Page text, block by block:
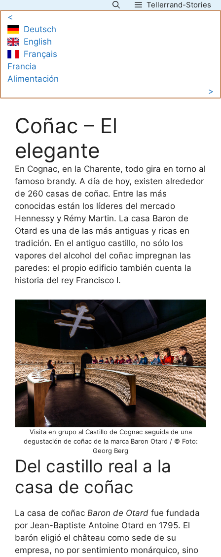
contenido
Tellerrand-Stories
<
Deutsch
English
Français
Francia
Alimentación
>
Coñac – El
elegante
En Cognac, en la Charente, todo gira en torno al
famoso brandy. A día de hoy, existen alrededor
de 260 casas de coñac. Entre las más
conocidas están los líderes del mercado
Hennessy y Rémy Martin. La casa Baron de
Otard es una de las más antiguas y ricas en
tradición. En el antiguo castillo, no sólo los
vapores del alcohol del coñac impregnan las
paredes: el propio edificio también cuenta la
historia del rey Francisco I.
Visita en grupo al Castillo de Cognac seguida de una
degustación de coñac de la marca Baron Otard / © Foto:
Georg Berg
Del castillo real a la
casa de coñac
La casa de coñac Baron de Otard fue fundada
por Jean-Baptiste Antoine Otard en 1795. El
barón eligió el château como sede de su
empresa, no por sentimiento monárquico, sino